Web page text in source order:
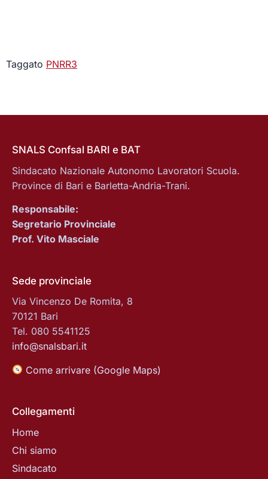
Taggato PNRR3
SNALS Confsal BARI e BAT
Sindacato Nazionale Autonomo Lavoratori Scuola.
Province di Bari e Barletta-Andria-Trani.
Responsabile:
Segretario Provinciale
Prof. Vito Masciale
Sede provinciale
Via Vincenzo De Romita, 8
70121 Bari
Tel. 080 5541125
info@snalsbari.it
Come arrivare (Google Maps)
Collegamenti
Home
Chi siamo
Sindacato